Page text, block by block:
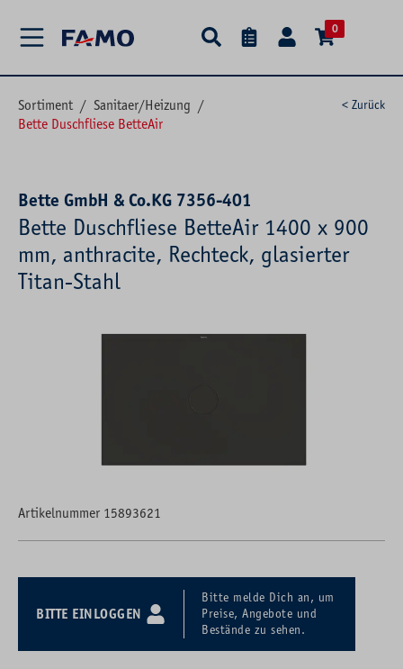
0
Sortiment / Sanitaer/Heizung /
Bette Duschfliese BetteAir
< Zurück
Bette GmbH & Co.KG 7356-401
Bette Duschfliese BetteAir 1400 x 900
mm, anthracite, Rechteck, glasierter
Titan-Stahl
Artikelnummer 15893621
BITTE EINLOGGEN
Bitte melde Dich an, um
Preise, Angebote und
Bestände zu sehen.